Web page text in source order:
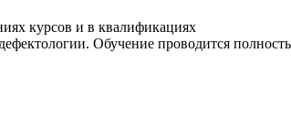
курсов и в квалификациях
Обучение проводится